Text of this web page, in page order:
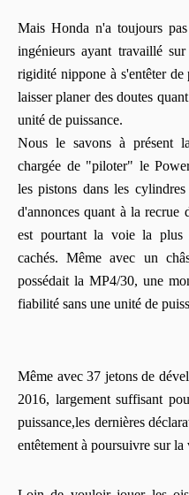
Mais Honda n'a toujours
ingénieurs ayant travaillé
rigidité nippone à s'entêter
laisser planer des doutes
unité de puissance.
Nous le savons à présent
chargée de "piloter" le P
les pistons dans les
d'annonces quant à la recrue
est pourtant la voie la plus
cachés. Même avec un
possédait laMP4/30,une
fiabilité sans une unité de
Même avec 37 jetons de
2016, largement suffisant
puissance,les dernières
entêtement à poursuivre sur